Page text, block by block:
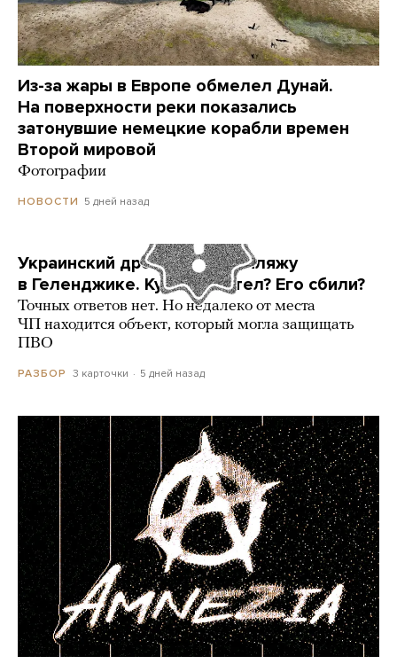
Из-за жары в Европе обмелел Дунай.
На поверхности реки показались
затонувшие немецкие корабли времен
Второй мировой
Фотографии
НОВОСТИ 5 дней назад
Украинский дрон попал по пляжу
в Геленджике. Куда он летел? Его сбили?
Точных ответов нет. Но недалеко от места
ЧП находится объект, который могла защищать
ПВО
РАЗБОР 3 карточки 5 дней назад